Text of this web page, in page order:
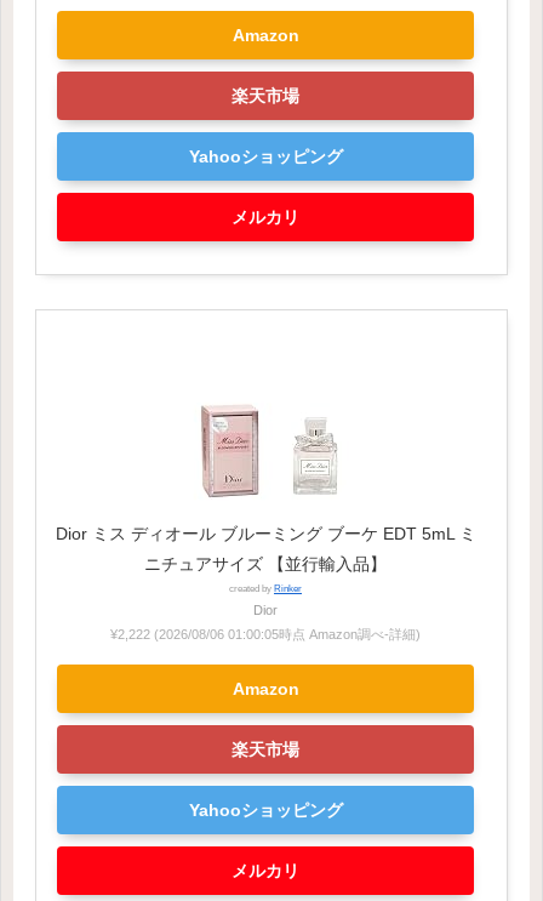
Amazon
楽天市場
Yahooショッピング
メルカリ
Dior ミス ディオール ブルーミング ブーケ EDT 5mL ミ
ニチュアサイズ 【並行輸入品】
created by Rinker
Dior
¥2,222 (2026/08/06 01:00:05時点 Amazon調べ-詳細)
Amazon
楽天市場
Yahooショッピング
メルカリ